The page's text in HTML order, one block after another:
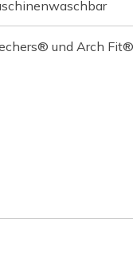
und Arch